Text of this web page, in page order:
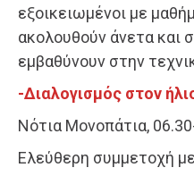
εξοικειωμένοι με
ακολουθούν άνετα και
εμβαθύνουν στην
-Διαλογισμός στον
Nότια Μονοπάτια,
Ελεύθερη συμμετοχή